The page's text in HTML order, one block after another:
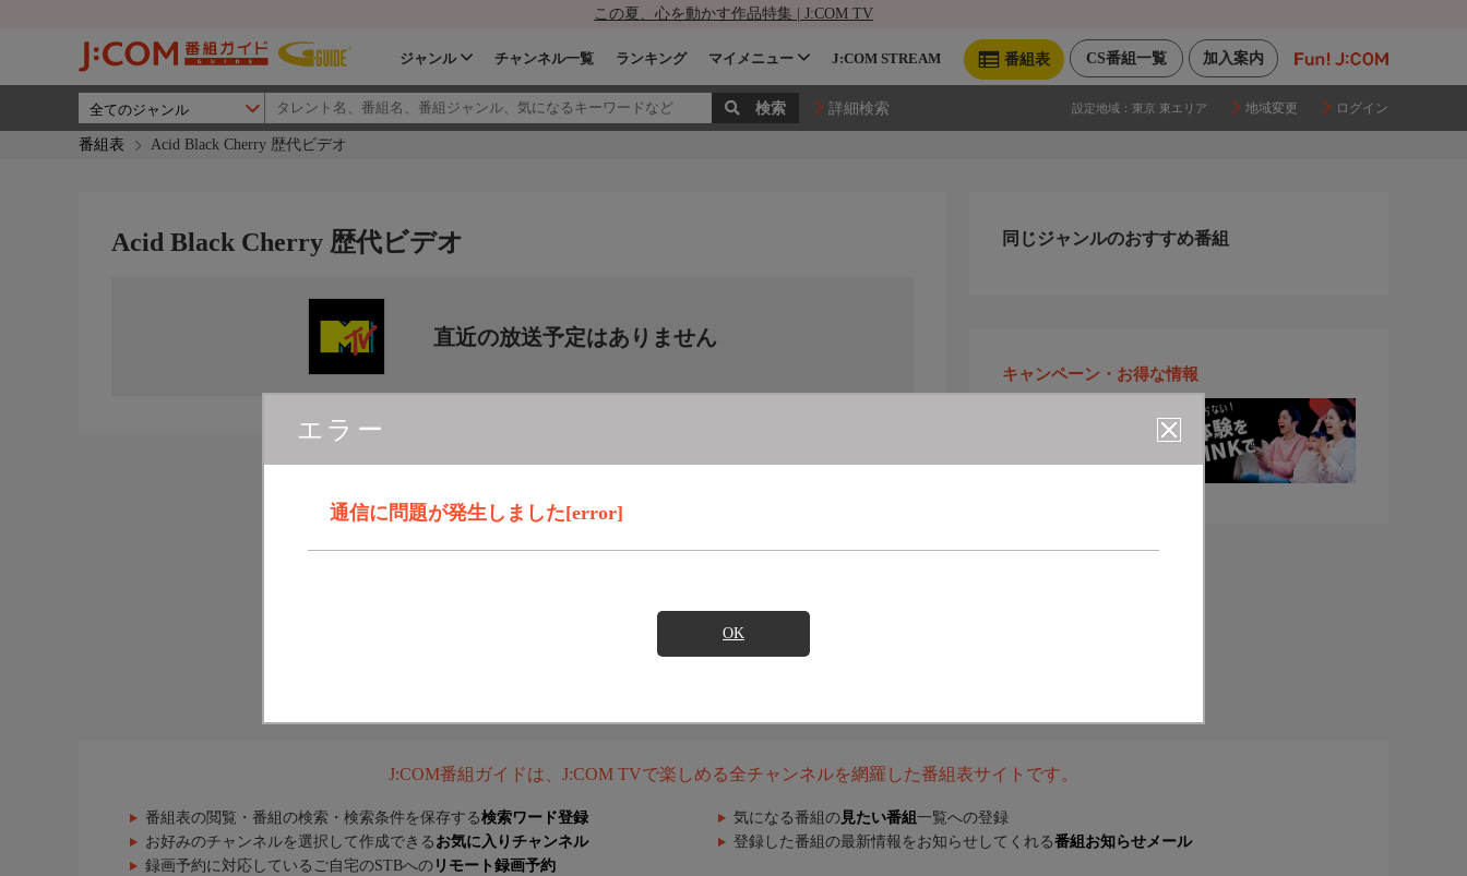
この夏、心を動かす作品特集 | J:COM TV
加入案内
CS番組一覧
番組表
ジャンル チャンネル一覧 ランキング マイメニュー J:COM STREAM
詳細検索 設定地域： 東京 東エリア 地域変更 ログイン
番組表 Acid Black Cherry 歴代ビデオ
エラー
通信に問題が発生しました[error]
OK
Acid Black Cherry 歴代ビデオ
直近の放送予定はありません
同じジャンルのおすすめ番組
キャンペーン・お得な情報
J:COM番組ガイドは、J:COM TVで楽しめる全チャンネルを網羅した番組表サイトです。
番組表の閲覧・番組の検索・検索条件を保存する検索ワード登録 気になる番組の 見たい番組 一覧への登録
お好みのチャンネルを選択して作成できる お気に入りチャンネル 登録した番組の最新情報をお知らせしてくれる番組お知らせメール
録画予約に対応しているご自宅のSTBへの リモート録画予約